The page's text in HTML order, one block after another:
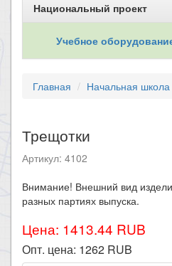
Национальный проект
Учебное
Главная Начальная школа
Трещотки
Артикул: 4102
Внимание! Внешний вид
разных партиях выпуска.
Цена: 1413.44 RUB
Опт. цена: 1262 RUB